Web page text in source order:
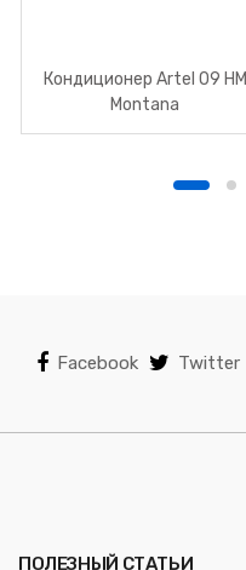
Кондиционер Artel 09 HM
Montana
Facebook Twitter
ПОЛЕЗНЫЙ СТАТЬИ